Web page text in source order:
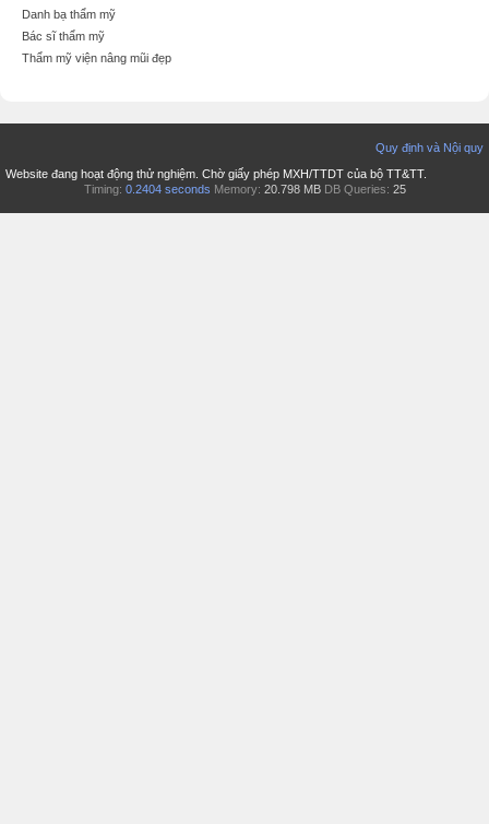
Danh bạ thẩm mỹ
Bác sĩ thẩm mỹ
Thẩm mỹ viện nâng mũi đẹp
Quy định và Nội quy
Website đang hoạt động thử nghiệm. Chờ giấy phép MXH/TTDT của bộ TT&TT.
Timing: 0.2404 seconds Memory: 20.798 MB DB Queries: 25